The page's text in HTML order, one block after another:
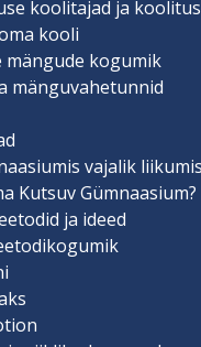
koolitajad ja
kooli
mängude kogumik
mänguvahetunnid
vajalik
Kutsuv Gümnaasium?
ja ideed